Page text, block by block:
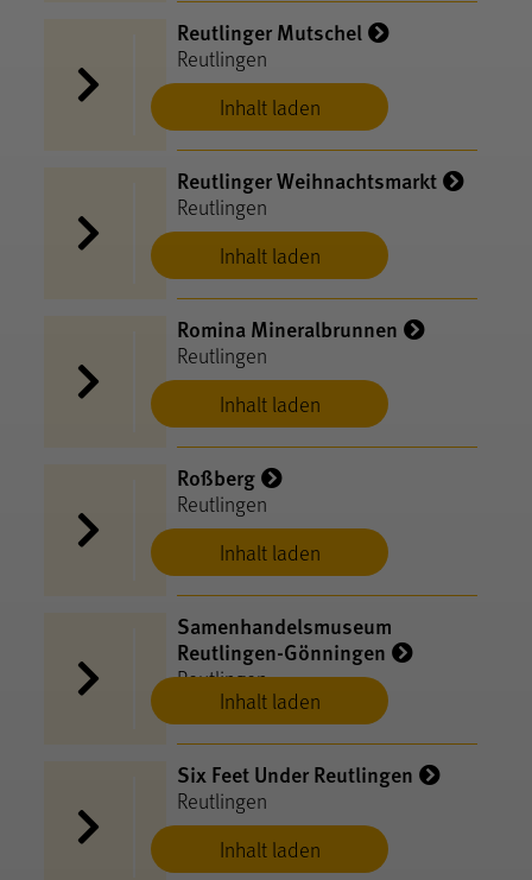
Inhalt laden
Reutlinger Mutschel
Reutlingen
Inhalt laden
Reutlinger Weihnachtsmarkt
Reutlingen
Inhalt laden
Romina Mineralbrunnen
Reutlingen
Inhalt laden
Roßberg
Reutlingen
Inhalt laden
Samenhandelsmuseum
Reutlingen-Gönningen
Reutlingen
Inhalt laden
Six Feet Under Reutlingen
Reutlingen